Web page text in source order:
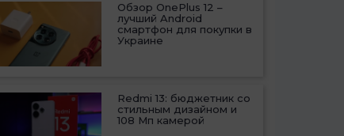
Обзор OnePlus 12 –
лучший Android
смартфон для покупки в
Украине
Redmi 13: бюджетник со
стильным дизайном и
108 Мп камерой